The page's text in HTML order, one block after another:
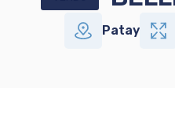
Patay